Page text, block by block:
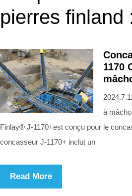
pierres finland
1170
à
Finlay® J-1170+est conçu pour le
concasseur J-1170+ inclut un
Read More